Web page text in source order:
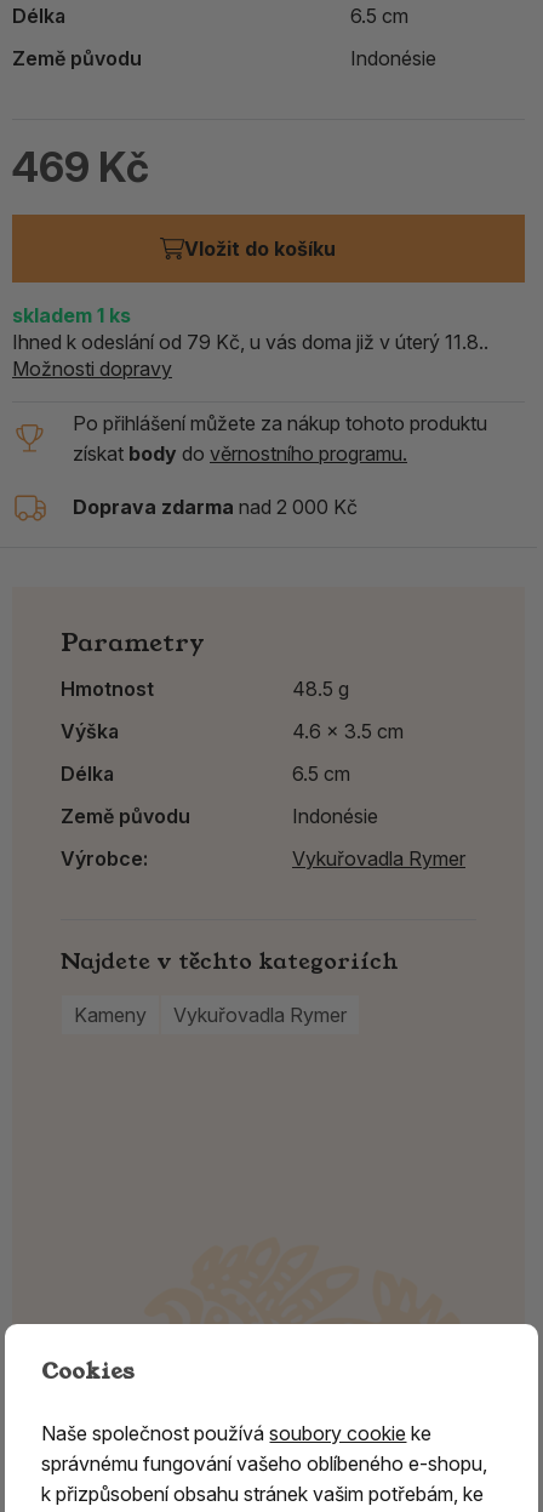
Délka
6.5 cm
Země původu
Indonésie
469 Kč
Vložit do košíku
skladem 1 ks
Ihned k odeslání od 79 Kč, u vás doma již v úterý 11.8..
Možnosti dopravy
Po přihlášení můžete za nákup tohoto produktu
získat body do věrnostního programu.
Doprava zdarma nad 2 000 Kč
Parametry
Hmotnost
48.5 g
Výška
4.6 x 3.5 cm
Délka
6.5 cm
Země původu
Indonésie
Výrobce:
Vykuřovadla Rymer
Najdete v těchto kategoriích
Kameny Vykuřovadla Rymer
Cookies
Naše společnost používásoubory cookie ke
správnému fungování vašeho oblíbeného e-shopu,
k přizpůsobení obsahu stránek vašim potřebám, ke